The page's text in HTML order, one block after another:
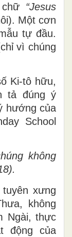
“Jesus
Một cơn
tự đầu.
vì chúng
Ki-tô hữu,
tả đúng ý
hướng của
School
không
xưng
không
Ngài, thực
động của